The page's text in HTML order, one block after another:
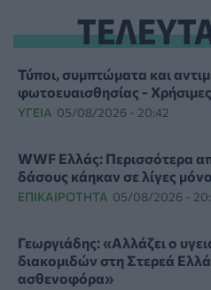
Τύποι, συμπτώματα και
φωτοευαισθησίας -
ΥΓΕΊΑ 05/08/2026 - 20:42
WWF Ελλάς: Περισσότερα
δάσους κάηκαν σε λίγες
ΕΠΙΚΑΙΡΌΤΗΤΑ 05/08/2026 -
Γεωργιάδης: «Αλλάζει ο
διακομιδών στη Στερεά
ασθενοφόρα»